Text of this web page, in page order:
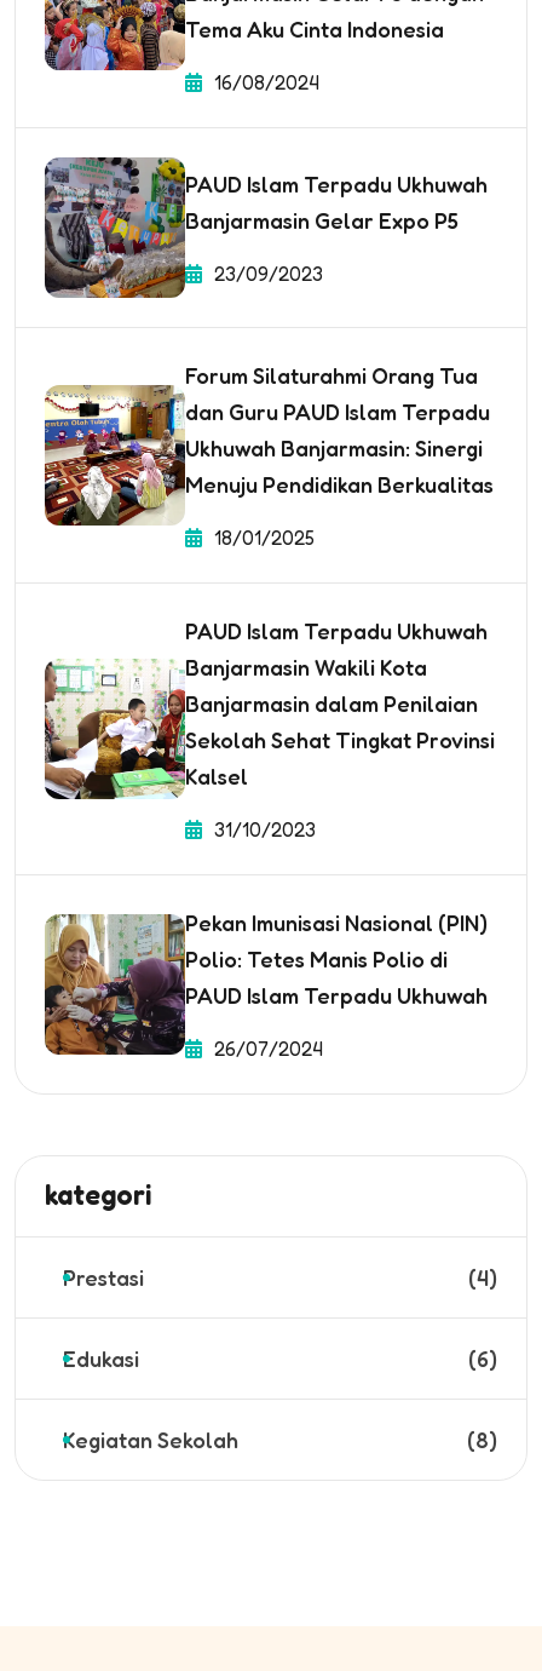
Tema Aku Cinta Indonesia
16/08/2024
PAUD Islam Terpadu Ukhuwah
Banjarmasin Gelar Expo P5
23/09/2023
Forum Silaturahmi Orang Tua
dan Guru PAUD Islam Terpadu
Ukhuwah Banjarmasin: Sinergi
Menuju Pendidikan Berkualitas
18/01/2025
PAUD Islam Terpadu Ukhuwah
Banjarmasin Wakili Kota
Banjarmasin dalam Penilaian
Sekolah Sehat Tingkat Provinsi
Kalsel
31/10/2023
Pekan Imunisasi Nasional (PIN)
Polio: Tetes Manis Polio di
PAUD Islam Terpadu Ukhuwah
26/07/2024
kategori
Prestasi (4)
Edukasi (6)
Kegiatan Sekolah (8)